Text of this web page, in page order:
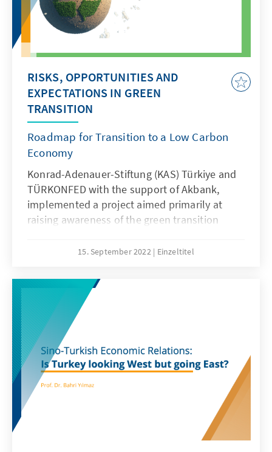
workshops and presents policy
recommendations that will contribute to the
existing policy framework for transformation
carbon economy.
RISKS, OPPORTUNITIES AND
EXPECTATIONS IN GREEN
TRANSITION
Roadmap for Transition to a Low Carbon
Economy
Konrad-Adenauer-Stiftung (KAS) Türkiye and
TÜRKONFED with the support of Akbank,
implemented a project aimed primarily at
raising awareness of the green transition
(pilot), + Kocaeli, Adana, Elazığ, Samsun, İzmir
15. September 2022 Einzeltitel